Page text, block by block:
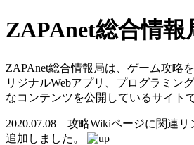
ZAPAnet総合情報
ZAPAnet総合情報局は、ゲーム攻略
リジナルWebアプリ、プログラミン
なコンテンツを公開しているサイトで
2020.07.08 攻略Wikiページに関連リ
追加しました。